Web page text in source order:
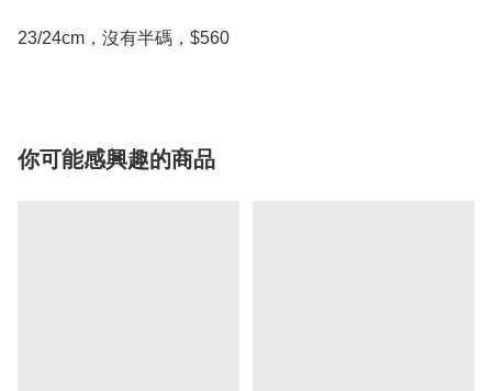
23/24cm，沒有半碼，$560
你可能感興趣的商品